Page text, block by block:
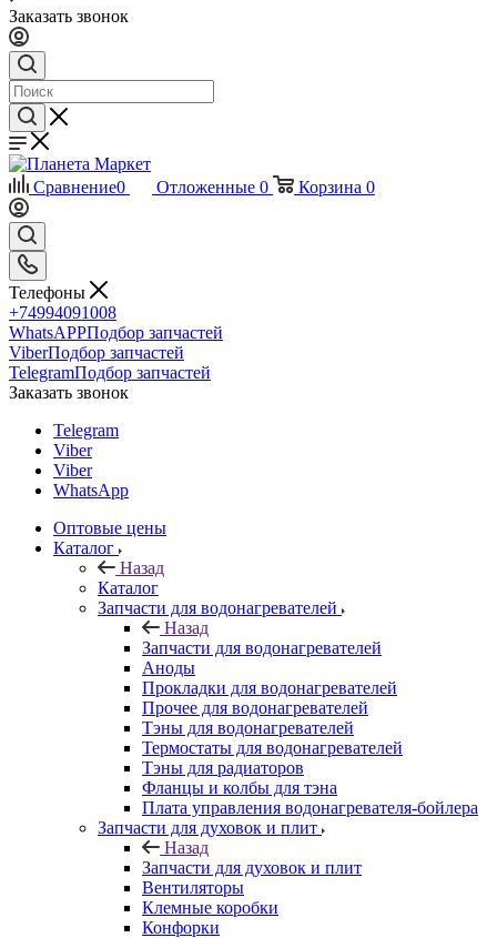
Заказать звонок
Сравнение0 Отложенные 0 Корзина 0
Телефоны
+74994091008
WhatsAPPПодбор запчастей
ViberПодбор запчастей
TelegramПодбор запчастей
Заказать звонок
Telegram
Viber
Viber
WhatsApp
Оптовые цены
Каталог
Назад
Каталог
Запчасти для водонагревателей
Назад
Запчасти для водонагревателей
Аноды
Прокладки для водонагревателей
Прочее для водонагревателей
Тэны для водонагревателей
Термостаты для водонагревателей
Тэны для радиаторов
Фланцы и колбы для тэна
Плата управления водонагревателя-бойлера
Запчасти для духовок и плит
Назад
Запчасти для духовок и плит
Вентиляторы
Клемные коробки
Конфорки